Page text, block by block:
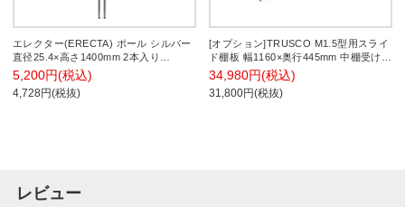
エレクター(ERECTA) ポール シルバー
直径25.4×高さ1400mm 2本入り
B54PVS2
5,200円(税込)
4,728円(税抜)
[オプション]TRUSCO M1.5型用スライ
ド棚板 幅1160×奥行445mm 中棚受け付
き 116-3946
34,980円(税込)
31,800円(税抜)
レビュー